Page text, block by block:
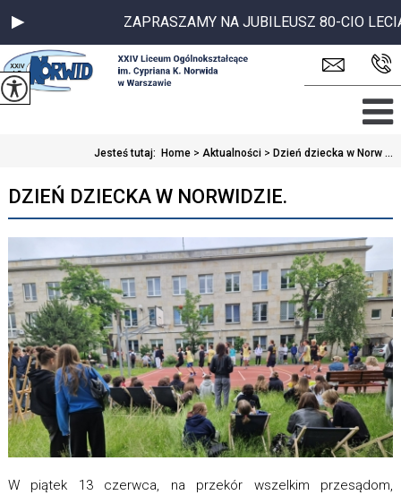
ZAPRASZAMY NA JUBILEUSZ 80-CIO LECIA
Jesteś tutaj: Home > Aktualności > Dzień dziecka w Norw ...
DZIEŃ DZIECKA W NORWIDZIE.
W piątek 13 czerwca, na przekór wszelkim przesądom,